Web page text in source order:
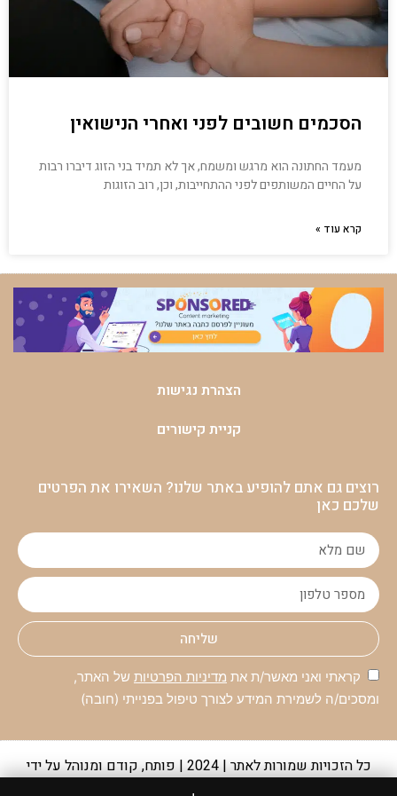
הסכמים חשובים לפני ואחרי הנישואין
מעמד החתונה הוא מרגש ומשמח, אך לא תמיד בני הזוג דיברו רבות
על החיים המשותפים לפני ההתחייבות, וכן, רוב הזוגות
קרא עוד »
הצהרת נגישות
קניית קישורים
רוצים גם אתם להופיע באתר שלנו? השאירו את הפרטים
שלכם כאן
שליחה
קראתי ואני מאשר/ת את מדיניות הפרטיות של האתר,
ומסכים/ה לשמירת המידע לצורך טיפול בפנייתי (חובה)
כל הזכויות שמורות לאתר | 2024 | פותח, קודם ומנוהל על ידי
קבוצת מקומונט